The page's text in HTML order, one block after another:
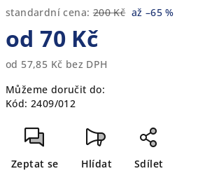
standardní cena: 200 Kč až –65 %
od70 Kč
od 57,85 Kč bez DPH
cena:
Můžeme doručit do:
Kód: 2409/012
Zeptat se Hlídat Sdílet